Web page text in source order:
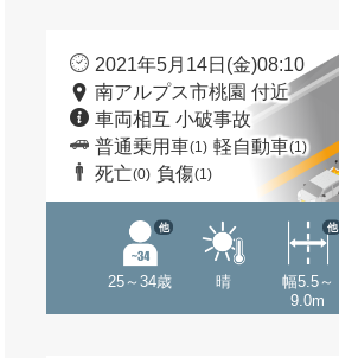
2021年5月14日(金)08:10
南アルプス市桃園 付近
車両相互 小破事故
普通乗用車(1) 軽自動車(1)
死亡(0) 負傷(1)
25～34歳
他
晴
幅5.5～
9.0m
他